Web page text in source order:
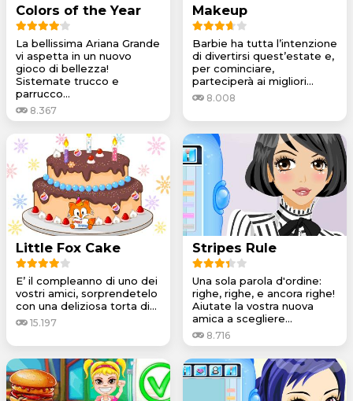
Colors of the Year
La bellissima Ariana Grande
vi aspetta in un nuovo
gioco di bellezza!
Sistemate trucco e
parrucco...
8.367
Makeup
Barbie ha tutta l’intenzione
di divertirsi quest’estate e,
per cominciare,
parteciperà ai migliori...
8.008
Little Fox Cake
E’ il compleanno di uno dei
vostri amici, sorprendetelo
con una deliziosa torta di...
15.197
Stripes Rule
Una sola parola d'ordine:
righe, righe, e ancora righe!
Aiutate la vostra nuova
amica a scegliere...
8.716